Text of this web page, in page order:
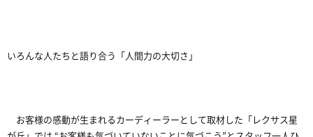
いろんな人たちと語り合う「人間力の大切さ」
お客様の感動が生まれるカーディーラーとして取材した「レクサス星